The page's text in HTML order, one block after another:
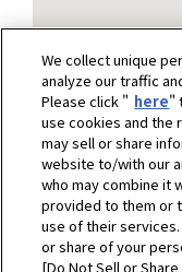
We collect unique
analyze our traffic
Please click " here"
use cookies and the
may sell or share
website to/with our
who may combine it
provided to them or
use of their
or share of your
[Do Not Sell or